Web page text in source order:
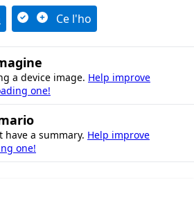
Ce l'ho
a device image. Help improve
one!
have a summary. Help improve
one!